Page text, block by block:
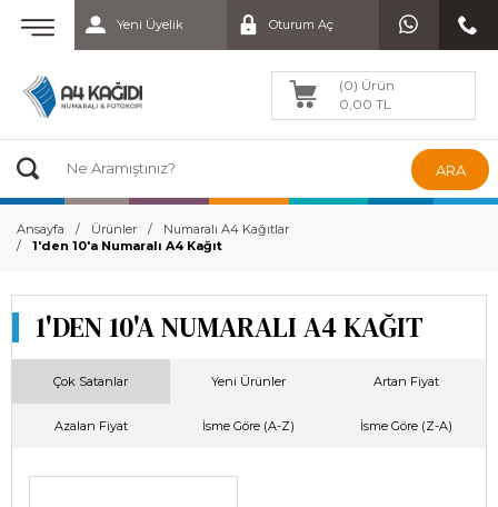
Yeni Üyelik Oturum Aç
(0) Ürün
0,00 TL
ARA
Ansayfa Ürünler
Numaralı A4 Kağıtlar
1'den 10'a Numaralı A4 Kağıt
1'DEN 10'A NUMARALI A4 KAĞIT
Çok Satanlar Yeni Ürünler Artan Fiyat
Azalan Fiyat İsme Göre (A-Z) İsme Göre (Z-A)